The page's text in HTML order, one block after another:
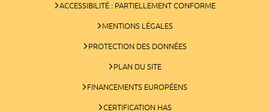
ACCESSIBILITÉ : PARTIELLEMENT CONFORME
MENTIONS LÉGALES
PROTECTION DES DONNÉES
PLAN DU SITE
FINANCEMENTS EUROPÉENS
CERTIFICATION HAS